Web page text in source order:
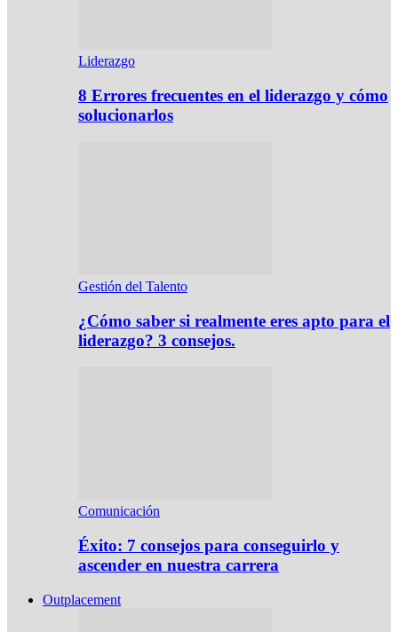
Liderazgo
8 Errores frecuentes en el liderazgo y cómo
solucionarlos
Gestión del Talento
¿Cómo saber si realmente eres apto para el
liderazgo? 3 consejos.
Comunicación
Éxito: 7 consejos para conseguirlo y
ascender en nuestra carrera
Outplacement